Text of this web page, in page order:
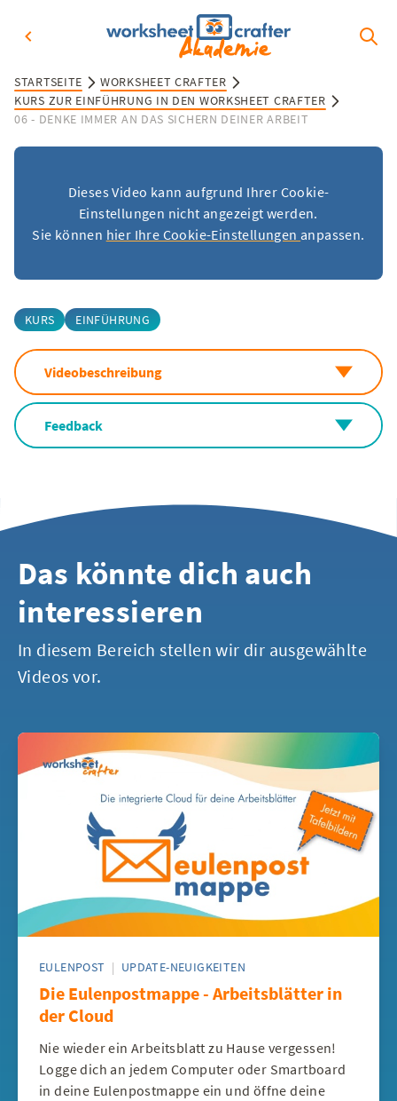
STARTSEITE
WORKSHEET CRAFTER
KURS ZUR EINFÜHRUNG IN DEN WORKSHEET CRAFTER
06 - DENKE IMMER AN DAS SICHERN DEINER ARBEIT
Dieses Video kann aufgrund Ihrer Cookie-
Einstellungen nicht angezeigt werden.
Sie können hier Ihre Cookie-Einstellungen anpassen.
KURS EINFÜHRUNG
Videobeschreibung
Feedback
Das könnte dich auch
interessieren
In diesem Bereich stellen wir dir ausgewählte
Videos vor.
EULENPOST | UPDATE-NEUIGKEITEN
Die Eulenpostmappe - Arbeitsblätter in
der Cloud
Nie wieder ein Arbeitsblatt zu Hause vergessen!
Logge dich an jedem Computer oder Smartboard
in deine Eulenpostmappe ein und öffne deine